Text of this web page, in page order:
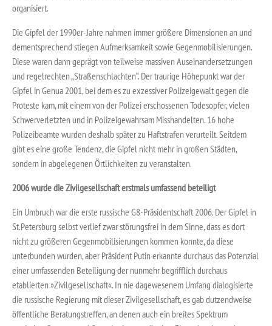
organisiert.
Die Gipfel der 1990er-Jahre nahmen immer größere Dimensionen an und
dementsprechend stiegen Aufmerksamkeit sowie Gegenmobilisierungen.
Diese waren dann geprägt von teilweise massiven Auseinandersetzungen
und regelrechten „Straßenschlachten“. Der traurige Höhepunkt war der
Gipfel in Genua 2001, bei dem es zu exzessiver Polizeigewalt gegen die
Proteste kam, mit einem von der Polizei erschossenen Todesopfer, vielen
Schwerverletzten und in Polizeigewahrsam Misshandelten. 16 hohe
Polizeibeamte wurden deshalb später zu Haftstrafen verurteilt. Seitdem
gibt es eine große Tendenz, die Gipfel nicht mehr in großen Städten,
sondern in abgelegenen Örtlichkeiten zu veranstalten.
2006 wurde die Zivilgesellschaft erstmals umfassend beteiligt
Ein Umbruch war die erste russische G8-Präsidentschaft 2006. Der Gipfel in
St.Petersburg selbst verlief zwar störungsfrei in dem Sinne, dass es dort
nicht zu größeren Gegenmobilisierungen kommen konnte, da diese
unterbunden wurden, aber Präsident Putin erkannte durchaus das Potenzial
einer umfassenden Beteiligung der nunmehr begrifflich durchaus
etablierten »Zivilgesellschaft«. In nie dagewesenem Umfang dialogisierte
die russische Regierung mit dieser Zivilgesellschaft, es gab dutzendweise
öffentliche Beratungstreffen, an denen auch ein breites Spektrum